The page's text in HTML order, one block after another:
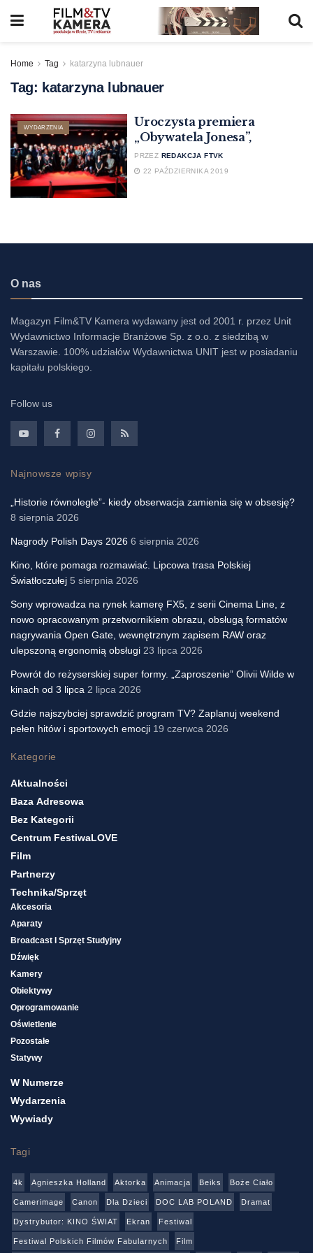
Home Tag katarzyna lubnauer
Tag: katarzyna lubnauer
WYDARZENIA
Uroczysta premiera
„Obywatela Jonesa”,
PRZEZ REDAKCJA FTVK
22 PAŹDZIERNIKA 2019
O nas
Magazyn Film&TV Kamera wydawany jest od 2001 r. przez Unit
Wydawnictwo Informacje Branżowe Sp. z o.o. z siedzibą w
Warszawie. 100% udziałów Wydawnictwa UNIT jest w posiadaniu
kapitału polskiego.
Follow us
Najnowsze wpisy
„Historie równoległe”- kiedy obserwacja zamienia się w obsesję?
8 sierpnia 2026
Nagrody Polish Days 2026 6 sierpnia 2026
Kino, które pomaga rozmawiać. Lipcowa trasa Polskiej
Światłoczułej 5 sierpnia 2026
Sony wprowadza na rynek kamerę FX5, z serii Cinema Line, z
nowo opracowanym przetwornikiem obrazu, obsługą formatów
nagrywania Open Gate, wewnętrznym zapisem RAW oraz
ulepszoną ergonomią obsługi 23 lipca 2026
Powrót do reżyserskiej super formy. „Zaproszenie” Olivii Wilde w
kinach od 3 lipca 2 lipca 2026
Gdzie najszybciej sprawdzić program TV? Zaplanuj weekend
pełen hitów i sportowych emocji 19 czerwca 2026
Kategorie
Aktualności
Baza Adresowa
Bez Kategorii
Centrum FestiwaLOVE
Film
Partnerzy
Technika/sprzęt
Akcesoria
Aparaty
Broadcast I Sprzęt Studyjny
Dźwięk
Kamery
Obiektywy
Oprogramowanie
Oświetlenie
Pozostałe
Statywy
W Numerze
Wydarzenia
Wywiady
Tagi
4k Agnieszka Holland Aktorka Animacja Beiks Boże Ciało
Camerimage Canon Dla Dzieci DOC LAB POLAND Dramat
Dystrybutor: KINO ŚWIAT Ekran Festiwal
Festiwal Polskich Filmów Fabularnych Film